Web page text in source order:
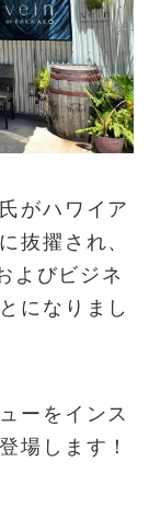
がハワイア
抜擢され、
よびビジネ
になりまし
ーをインス
場します！